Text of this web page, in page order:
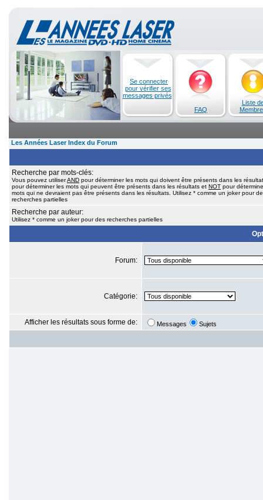
Se connecter
pour vérifier ses
messages privés
FAQ
Liste
Les Années Laser Index du Forum
Recherche par mots-clés:
Vous pouvez utiliserAND pour déterminer les mots qui doivent être présents dans les
pour déterminer les mots qui peuvent être présents dans les résultats et NOT pour
mots qui ne devraient pas être présents dans les résultats. Utilisez * comme un joker pour
recherches partielles
Recherche par auteur:
Utilisez * comme un joker pour des recherches partielles
Forum:
Catégorie:
Afficher les résultats sous forme de: Messages Sujets